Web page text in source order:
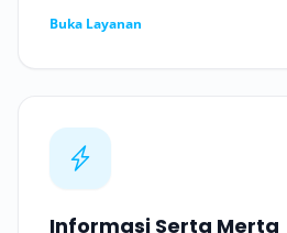
Buka Layanan
Informasi Serta Merta